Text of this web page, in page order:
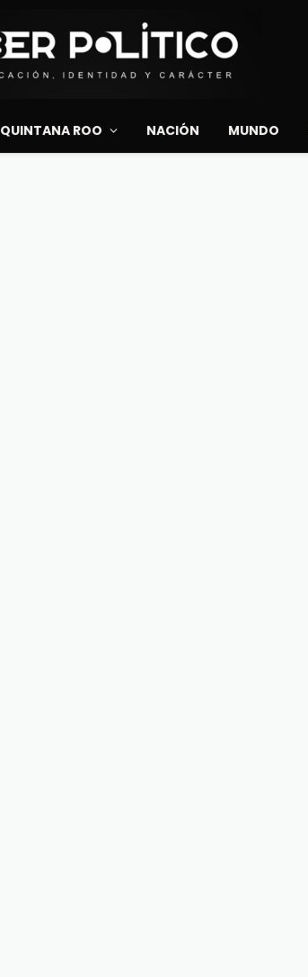
QUINTANA ROO NACIÓN MUNDO